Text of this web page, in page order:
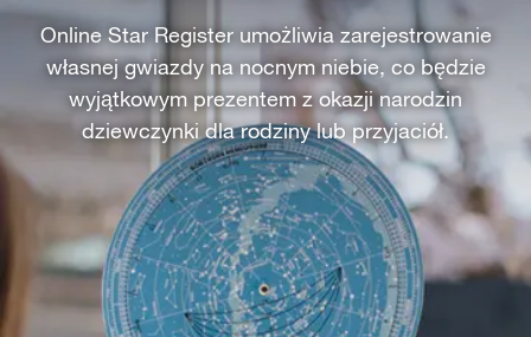
Online Star Register umożliwia zarejestrowanie
własnej gwiazdy na nocnym niebie, co będzie
wyjątkowym prezentem z okazji narodzin
dziewczynki dla rodziny lub przyjaciół.